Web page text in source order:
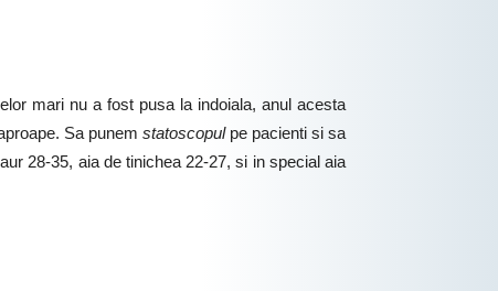
mari nu a fost pusa la indoiala, anul acesta
Sa punem statoscopulpe pacienti si sa
28-35, aia de tinichea 22-27, si in special aia